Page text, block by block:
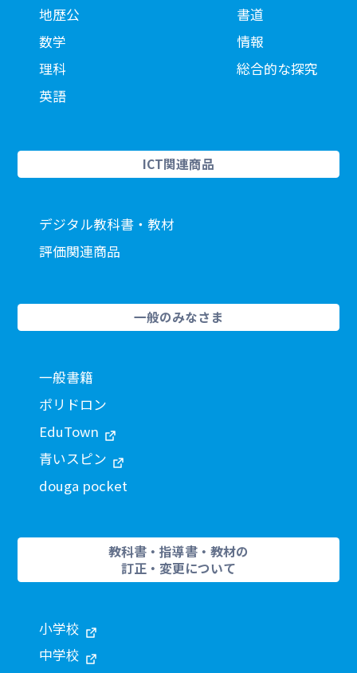
地歴公
数学
理科
英語
書道
情報
総合的な探究
ICT関連商品
デジタル教科書・教材
評価関連商品
一般のみなさま
一般書籍
ポリドロン
EduTown
青いスピン
douga pocket
教科書・指導書・教材の
訂正・変更について
小学校
中学校